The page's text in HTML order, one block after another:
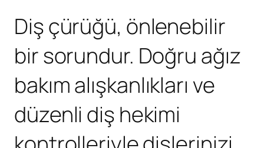
Diş çürüğü, önlenebilir
bir sorundur. Doğru ağız
bakım alışkanlıkları ve
düzenli diş hekimi